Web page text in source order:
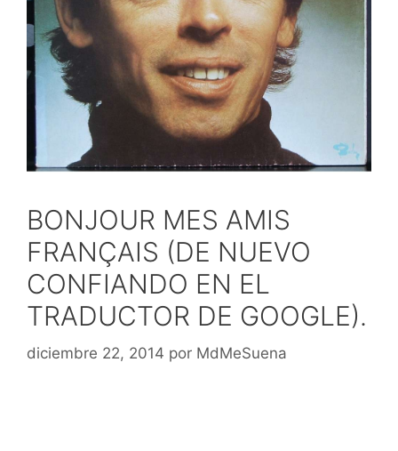
BONJOUR MES AMIS
FRANÇAIS (DE NUEVO
CONFIANDO EN EL
TRADUCTOR DE GOOGLE).
diciembre 22, 2014 por MdMeSuena